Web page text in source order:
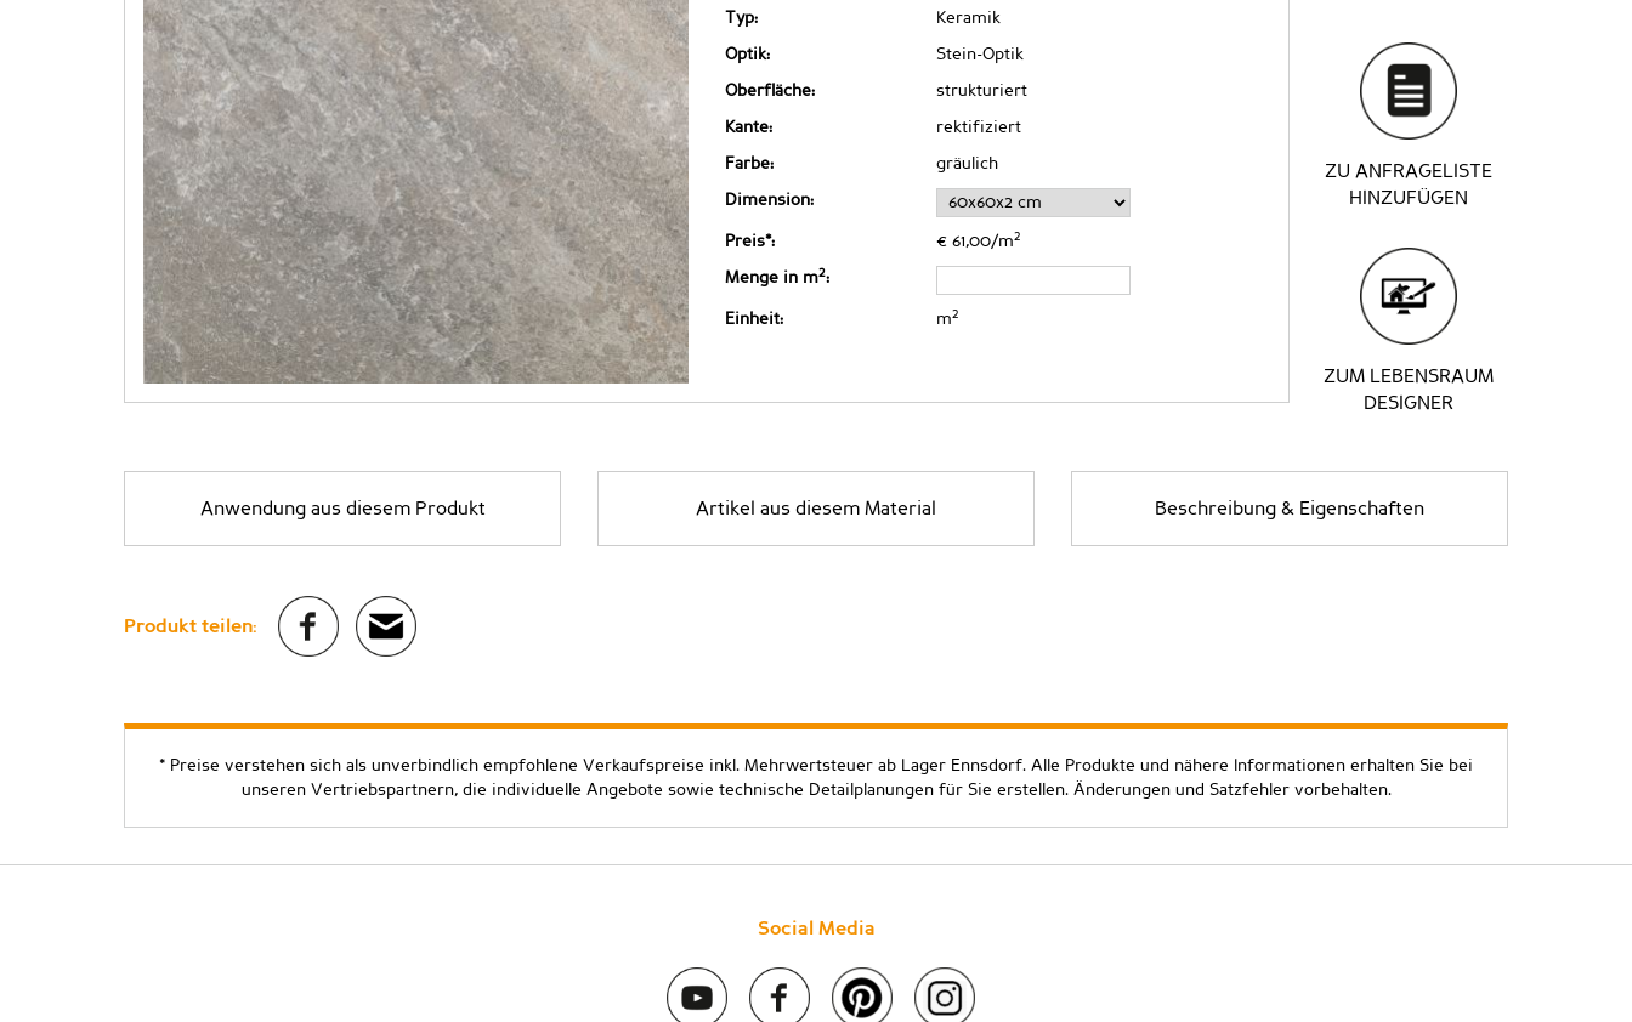
Typ: Keramik
Optik: Stein-Optik
Oberfläche: strukturiert
Kante: rektifiziert
Farbe: gräulich
Dimension:
Preis*: € 61,00/m2
Menge in m2:
Einheit: m2
ZU ANFRAGELISTE
HINZUFÜGEN
ZUM LEBENSRAUM
DESIGNER
Anwendung aus diesem Produkt Artikel aus diesem Material Beschreibung & Eigenschaften
Produkt teilen:
* Preise verstehen sich als unverbindlich empfohlene Verkaufspreise inkl. Mehrwertsteuer ab Lager Ennsdorf. Alle Produkte und nähere Informationen erhalten Sie bei
unseren Vertriebspartnern, die individuelle Angebote sowie technische Detailplanungen für Sie erstellen. Änderungen und Satzfehler vorbehalten.
Social Media